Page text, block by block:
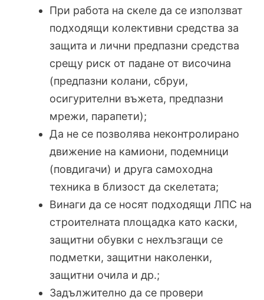
При работа на скеле да се използват
подходящи колективни средства за
защита и лични предпазни средства
срещу риск от падане от височина
(предпазни колани, сбруи,
осигурителни въжета, предпазни
мрежи, парапети);
Да не се позволява неконтролирано
движение на камиони, подемници
(повдигачи) и друга самоходна
техника в близост да скелетата;
Винаги да се носят подходящи ЛПС на
строителната площадка като каски,
защитни обувки с нехлъзгащи се
подметки, защитни наколенки,
защитни очила и др.;
Задължително да се провери